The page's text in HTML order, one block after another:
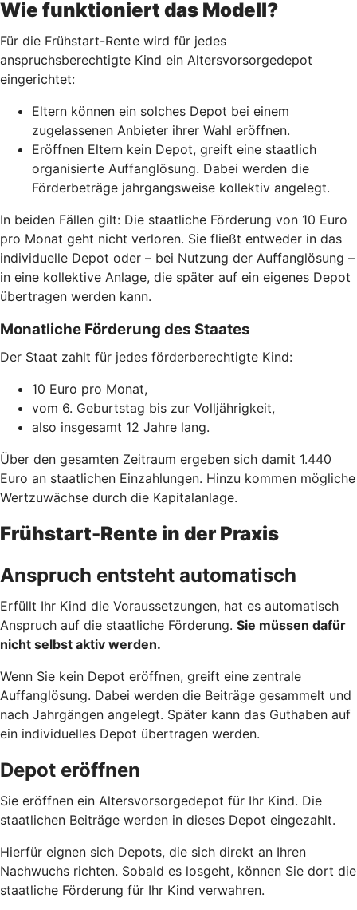
Wie funktioniert das Modell?
Für die Frühstart-Rente wird für jedes
anspruchsberechtigte Kind ein Altersvorsorgedepot
eingerichtet:
Eltern können ein solches Depot bei einem
zugelassenen Anbieter ihrer Wahl eröffnen.
Eröffnen Eltern kein Depot, greift eine staatlich
organisierte Auffanglösung. Dabei werden die
Förderbeträge jahrgangsweise kollektiv angelegt.
In beiden Fällen gilt: Die staatliche Förderung von 10 Euro
pro Monat geht nicht verloren. Sie fließt entweder in das
individuelle Depot oder – bei Nutzung der Auffanglösung –
in eine kollektive Anlage, die später auf ein eigenes Depot
übertragen werden kann.
Monatliche Förderung des Staates
Der Staat zahlt für jedes förderberechtigte Kind:
10 Euro pro Monat,
vom 6. Geburtstag bis zur Volljährigkeit,
also insgesamt 12 Jahre lang.
Über den gesamten Zeitraum ergeben sich damit 1.440
Euro an staatlichen Einzahlungen. Hinzu kommen mögliche
Wertzuwächse durch die Kapitalanlage.
Frühstart-Rente in der Praxis
Anspruch entsteht automatisch
Erfüllt Ihr Kind die Voraussetzungen, hat es automatisch
Anspruch auf die staatliche Förderung. Sie müssen dafür
nicht selbst aktiv werden.
Wenn Sie kein Depot eröffnen, greift eine zentrale
Auffanglösung. Dabei werden die Beiträge gesammelt und
nach Jahrgängen angelegt. Später kann das Guthaben auf
ein individuelles Depot übertragen werden.
Depot eröffnen
Sie eröffnen ein Altersvorsorgedepot für Ihr Kind. Die
staatlichen Beiträge werden in dieses Depot eingezahlt.
Hierfür eignen sich Depots, die sich direkt an Ihren
Nachwuchs richten. Sobald es losgeht, können Sie dort die
staatliche Förderung für Ihr Kind verwahren.